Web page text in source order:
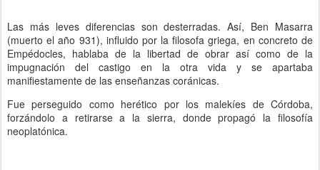
Las más leves diferencias son desterradas. Así, Ben Masarra
(muerto el año 931), influido por la filosofa griega, en concreto de
Empédocles, hablaba de la libertad de obrar así como de la
impugnación del castigo en la otra vida y se apartaba
manifiestamente de las enseñanzas coránicas.
Fue perseguido como herético por los malekíes de Córdoba,
forzándolo a retirarse a la sierra, donde propagó la filosofía
neoplatónica.